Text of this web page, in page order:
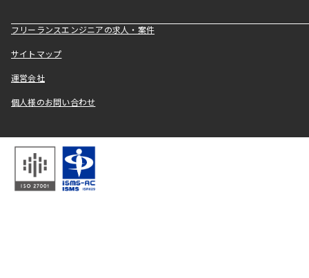
フリーランスエンジニアの求人・案件
サイトマップ
運営会社
個人様のお問い合わせ